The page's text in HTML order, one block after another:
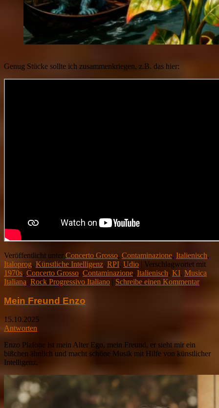
Genug Stücke sollte ich zusammenkriegen, z.B. das hier:
Veröffentlicht unter Concerto Grosso, Contaminazione, Italienisch,
Italoprog, Künstliche Intelligenz, RPI, Udio | Verschlagwortet mit
1970s, Concerto Grosso, Contaminazione, Italienisch, KI, Musica
Italiana, Rock Progressivo Italiano | Schreibe einen Kommentar
Mein Freund Enzo
15.10.2025
Antworten
Enzo Plafone ist mein Alter Ego, mein Freund, er sieht mir ein
bißchen ähnlich und macht schöne Musik mit Hilfe von künstlicher
Intelligenz.